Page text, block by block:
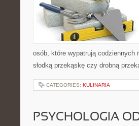
osób, które wypatrują codziennych
słodką przekąskę czy drobną
CATEGORIES: KULINARIA
PSYCHOLOGIA